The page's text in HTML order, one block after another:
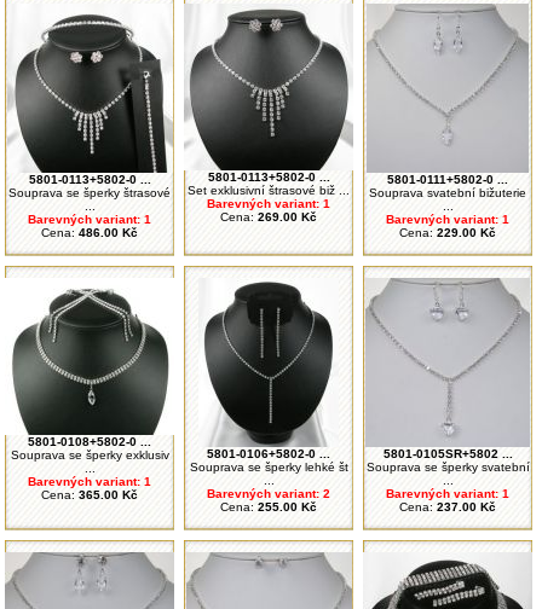
5801-0113+5802-0 ...
Souprava se šperky štrasové
Barevných variant: 1
Cena: 486.00 Kč
5801-0113+5802-0 ...
Set exklusivní štrasové biž ...
Barevných variant: 1
Cena: 269.00 Kč
5801-0111+5802-0 ...
Souprava svatební bižuterie
Barevných variant: 1
Cena: 229.00 Kč
5801-0108+5802-0 ...
Souprava se šperky exklusiv
Barevných variant: 1
Cena: 365.00 Kč
5801-0106+5802-0 ...
Souprava se šperky lehké št
Barevných variant: 2
Cena: 255.00 Kč
5801-0105SR+5802 ...
Souprava se šperky svatební
Barevných variant: 1
Cena: 237.00 Kč